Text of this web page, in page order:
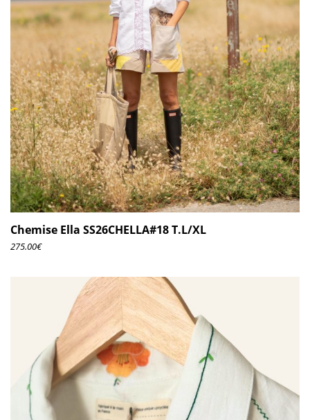
Chemise Ella SS26CHELLA#18 T.L/XL
275.00€